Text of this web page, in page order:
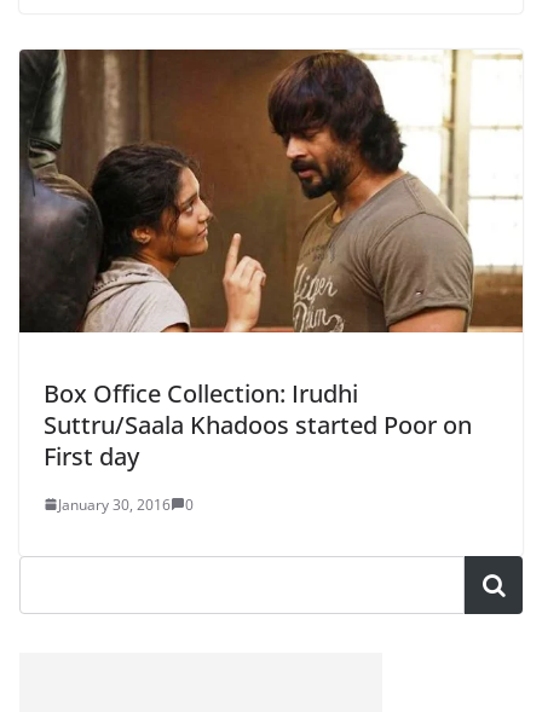
Box Office Collection: Irudhi
Suttru/Saala Khadoos started Poor on
First day
January 30, 2016 0